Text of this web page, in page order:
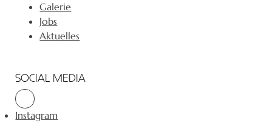
Galerie
Jobs
Aktuelles
SOCIAL MEDIA
Instagram